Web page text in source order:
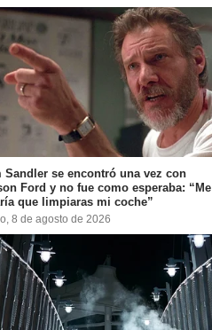
Sandler se encontró una vez con
Ford y no fue como esperaba: “Me
que limpiaras mi coche”
8 de agosto de 2026